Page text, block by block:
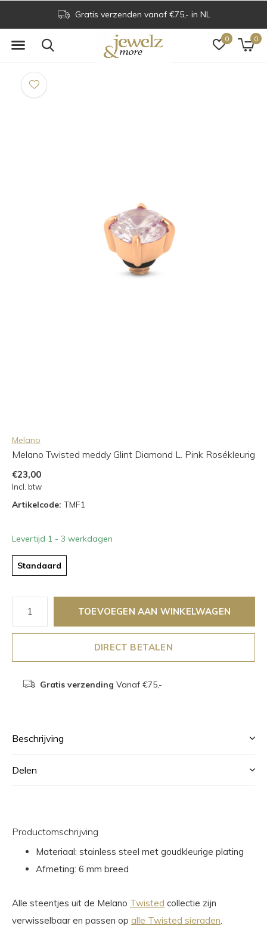
0 0
Gratis verzenden vanaf €75,- in NL
Melano
Melano Twisted meddy Glint Diamond L. Pink Rosékleurig
€23,00
Incl. btw
Artikelcode: TMF1
Levertijd 1 - 3 werkdagen
Standaard
TOEVOEGEN AAN WINKELWAGEN
DIRECT BETALEN
Gratis verzending Vanaf €75,-
Beschrijving
Delen
Productomschrijving
Materiaal: stainless steel met goudkleurige plating
Afmeting: 6 mm breed
Alle steentjes uit de Melano Twisted collectie zijn
verwisselbaar en passen op alle Twisted sieraden